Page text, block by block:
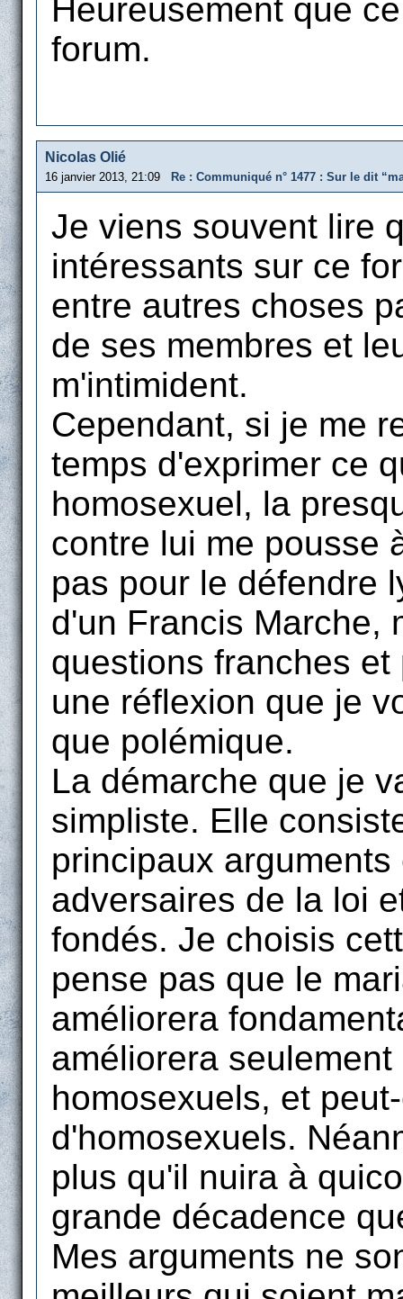
Heureusement que
forum.
Nicolas Olié
16 janvier 2013, 21:09 Re : Communiqué n° 1477 : Sur le dit
Je viens souvent lire
intéressants sur ce
entre autres choses
de ses membres et
m'intimident.
Cependant, si je me
temps d'exprimer ce
homosexuel, la
contre lui me pousse
pas pour le défendre
d'un Francis Marche,
questions franches
une réflexion que je
que polémique.
La démarche que je
simpliste. Elle
principaux
adversaires de la loi
fondés. Je choisis
pense pas que le
améliorera
améliorera
homosexuels, et
d'homosexuels.
plus qu'il nuira à
grande décadence
Mes arguments ne